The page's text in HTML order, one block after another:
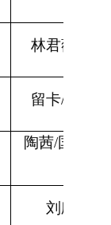
林君薇
留卡/信息
陶茜/国际关
刘欣欣